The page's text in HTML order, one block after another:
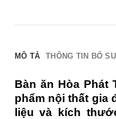
MÔ TẢ THÔNG TIN BỔ
Bàn ăn Hòa Phát
phẩm nội thất gia
liệu và kích